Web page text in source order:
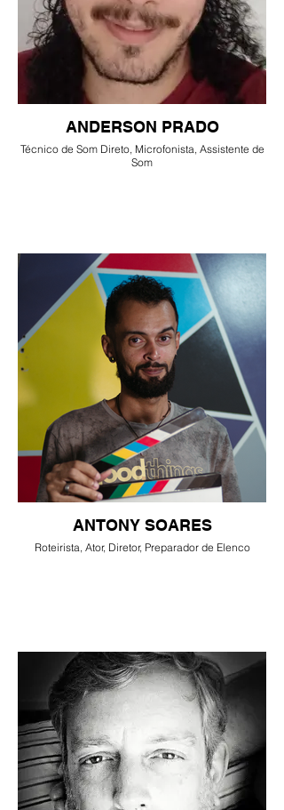
ANDERSON PRADO
Técnico de Som Direto, Microfonista, Assistente de
Som
ANTONY SOARES
Roteirista, Ator, Diretor, Preparador de Elenco